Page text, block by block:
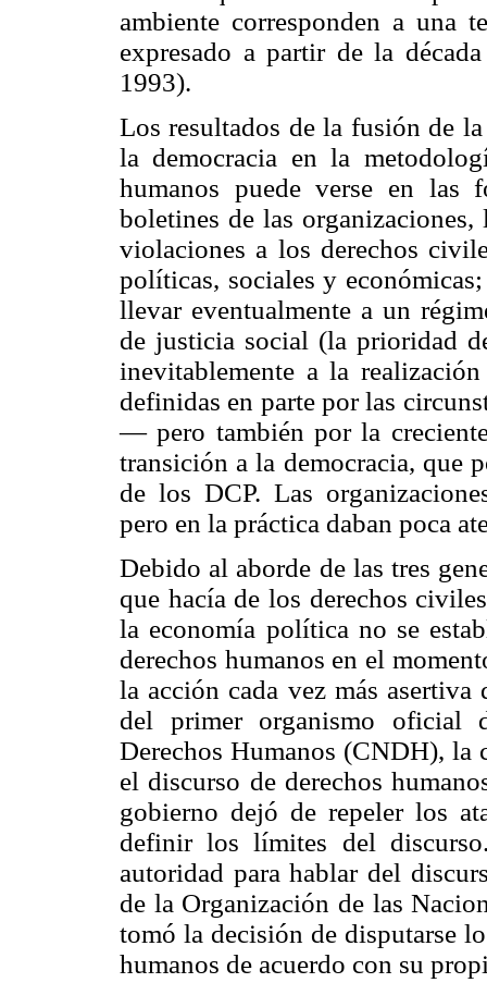
ambiente corresponden a una
expresado a partir de la
1993).
Los resultados de la fusión de
la democracia en la
humanos puede verse en las
boletines de las
violaciones a los derechos
políticas, sociales y
llevar eventualmente a un
de justicia social (la prioridad
inevitablemente a la
definidas en parte por las
— pero también por la
transición a la democracia, que
de los DCP. Las
pero en la práctica daban poca
Debido al aborde de las tres
que hacía de los derechos
la economía política no se
derechos humanos en el
la acción cada vez más
del primer organismo oficial
Derechos Humanos (CNDH), la
el discurso de derechos
gobierno dejó de repeler los
definir los límites del
autoridad para hablar del
de la Organización de las
tomó la decisión de disputarse
humanos de acuerdo con su